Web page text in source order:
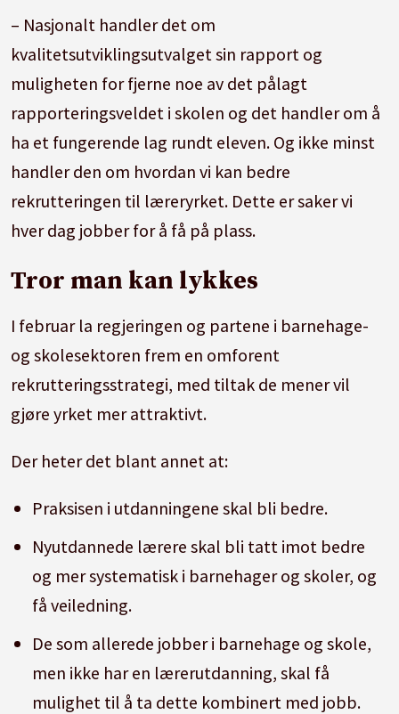
– Nasjonalt handler det om
kvalitetsutviklingsutvalget sin rapport og
muligheten for fjerne noe av det pålagt
rapporteringsveldet i skolen og det handler om å
ha et fungerende lag rundt eleven. Og ikke minst
handler den om hvordan vi kan bedre
rekrutteringen til læreryrket. Dette er saker vi
hver dag jobber for å få på plass.
Tror man kan lykkes
I februar la regjeringen og partene i barnehage-
og skolesektoren frem en omforent
rekrutteringsstrategi, med tiltak de mener vil
gjøre yrket mer attraktivt.
Der heter det blant annet at:
Praksisen i utdanningene skal bli bedre.
Nyutdannede lærere skal bli tatt imot bedre
og mer systematisk i barnehager og skoler, og
få veiledning.
De som allerede jobber i barnehage og skole,
men ikke har en lærerutdanning, skal få
mulighet til å ta dette kombinert med jobb.